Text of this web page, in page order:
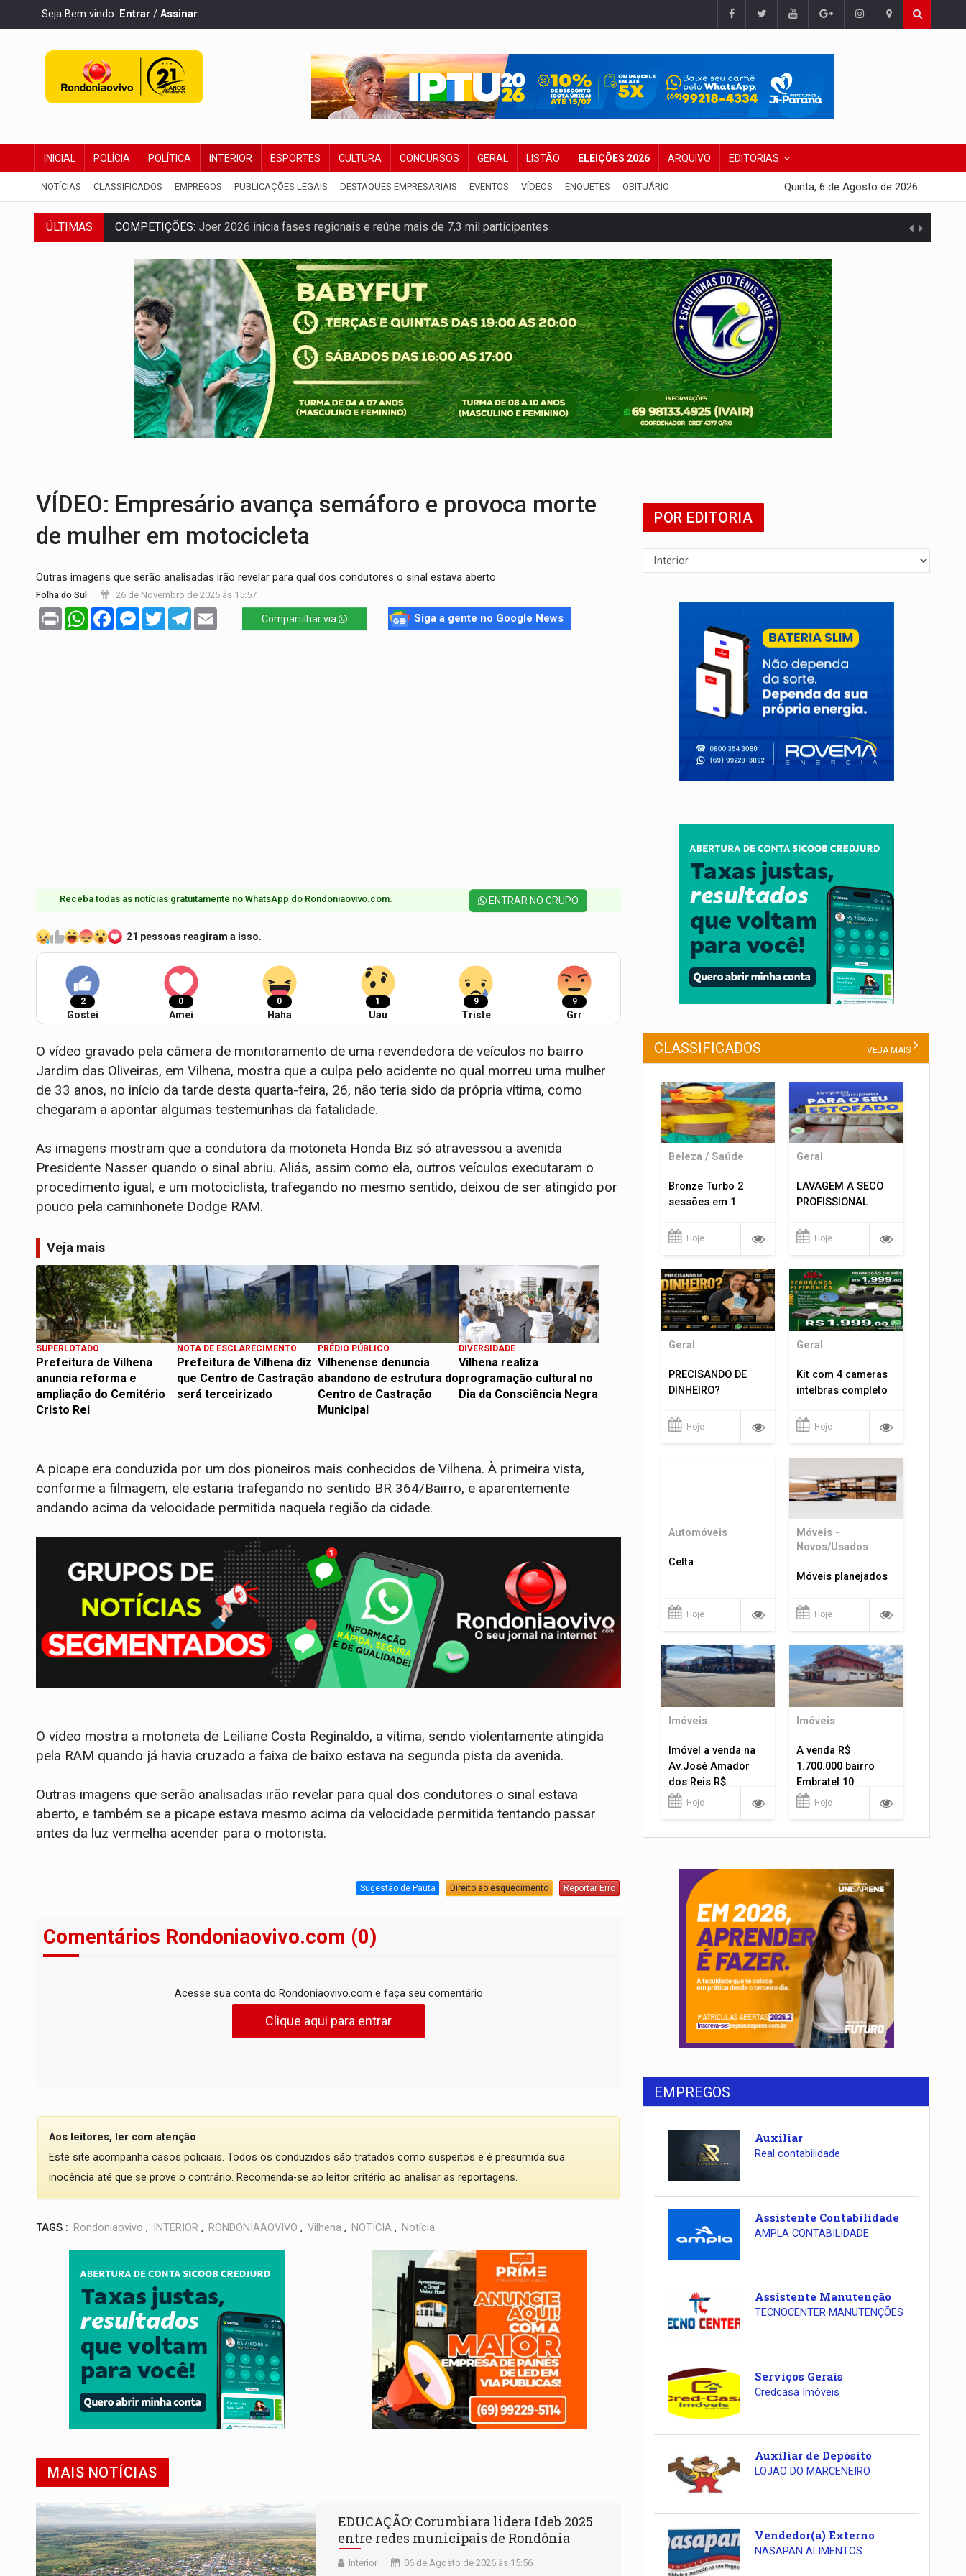
Seja Bem vindo. Entrar / Assinar
INICIAL POLÍCIA POLÍTICA INTERIOR ESPORTES CULTURA CONCURSOS GERAL LISTÃO ELEIÇÕES 2026 ARQUIVO EDITORIAS
NOTÍCIAS CLASSIFICADOS EMPREGOS PUBLICAÇÕES LEGAIS DESTAQUES EMPRESARIAIS EVENTOS VÍDEOS ENQUETES OBITUÁRIO Quinta, 6 de Agosto de 2026
ÚLTIMAS COMPETIÇÕES: Joer 2026 inicia fases regionais e reúne mais de 7,3 mil participantes
COLIGAÇÃO:Reabertura de ação no TSE pode resultar em cassação de prefeita de Pimenta Bueno
INCLUSÃO:APAE Porto Velho abre inscrições para taekwondo
CLUBE DOS R$ 00,00:21 candidatos declaram patrimônio zero em Rondônia nas eleições de 2026
INTERIOR:Ouro Preto do Oeste realiza Cavalgada da Expo Show Norte neste sábado
DESENVOLVIMENTO:Ideb avança nos anos iniciais do ensino fundamental em Rondônia
VULGO 'UNIÃO':Chefe de facção criminosa é preso durante operação policial
VÍDEO: Empresário avança semáforo e provoca morte
de mulher em motocicleta
Outras imagens que serão analisadas irão revelar para qual dos condutores o sinal estava aberto
Folha do Sul 26 de Novembro de 2025 às 15:57
Print WhatsAppFacebookMessenger
TwitterTelegram Compartilhar via Siga a gente no Google News
Receba todas as notícias gratuitamente no WhatsApp do Rondoniaovivo.com.​ ENTRAR NO GRUPO
21 pessoas reagiram a isso.
2
Gostei
0
Amei
0
Haha
1
Uau
9
Triste
9
Grr
O vídeo gravado pela câmera de monitoramento de uma revendedora de veículos no bairro
Jardim das Oliveiras, em Vilhena, mostra que a culpa pelo acidente no qual morreu uma mulher
de 33 anos, no início da tarde desta quarta-feira, 26, não teria sido da própria vítima, como
chegaram a apontar algumas testemunhas da fatalidade.
As imagens mostram que a condutora da motoneta Honda Biz só atravessou a avenida
Presidente Nasser quando o sinal abriu. Aliás, assim como ela, outros veículos executaram o
procedimento igual, e um motociclista, trafegando no mesmo sentido, deixou de ser atingido por
pouco pela caminhonete Dodge RAM.
Veja mais
SUPERLOTADO
Prefeitura de Vilhena
anuncia reforma e
ampliação do Cemitério
Cristo Rei
NOTA DE ESCLARECIMENTO
Prefeitura de Vilhena diz
que Centro de Castração
será terceirizado
PRÉDIO PÚBLICO
Vilhenense denuncia
abandono de estrutura do
Centro de Castração
Municipal
DIVERSIDADE
Vilhena realiza
programação cultural no
Dia da Consciência Negra
A picape era conduzida por um dos pioneiros mais conhecidos de Vilhena. À primeira vista,
conforme a filmagem, ele estaria trafegando no sentido BR 364/Bairro, e aparentemente
andando acima da velocidade permitida naquela região da cidade.
O vídeo mostra a motoneta de Leiliane Costa Reginaldo, a vítima, sendo violentamente atingida
pela RAM quando já havia cruzado a faixa de baixo estava na segunda pista da avenida.
Outras imagens que serão analisadas irão revelar para qual dos condutores o sinal estava
aberto, e também se a picape estava mesmo acima da velocidade permitida tentando passar
antes da luz vermelha acender para o motorista.
Sugestão de Pauta Direito ao esquecimento Reportar Erro
Comentários Rondoniaovivo.com (0)
Acesse sua conta do Rondoniaovivo.com e faça seu comentário
Clique aqui para entrar
Aos leitores, ler com atenção
Este site acompanha casos policiais. Todos os conduzidos são tratados como suspeitos e é presumida sua
inocência até que se prove o contrário. Recomenda-se ao leitor critério ao analisar as reportagens.
TAGS : Rondoniaovivo , INTERIOR , RONDONIAAOVIVO , Vilhena , NOTÍCIA , Notícia
MAIS NOTÍCIAS
EDUCAÇÃO: Corumbiara lidera Ideb 2025
entre redes municipais de Rondônia
Interior 06 de Agosto de 2026 às 15:56
POR EDITORIA
CLASSIFICADOS VEJA MAIS
Beleza / Saúde
Bronze Turbo 2
sessões em 1
Hoje
Geral
LAVAGEM A SECO
PROFISSIONAL
Hoje
Geral
PRECISANDO DE
DINHEIRO?
Hoje
Geral
Kit com 4 cameras
intelbras completo
Hoje
Automóveis
Celta
Hoje
Móveis -
Novos/Usados
Móveis planejados
Hoje
Imóveis
Imóvel a venda na
Av.José Amador
dos Reis R$
1.400.000
Hoje
Imóveis
A venda R$
1.700.000 bairro
Embratel 10
apartamentos!
Hoje
EMPREGOS
Auxiliar
Real contabilidade
Assistente Contabilidade
AMPLA CONTABILIDADE
Assistente Manutenção
TECNOCENTER MANUTENÇÕES
Serviços Gerais
Credcasa Imóveis
Auxiliar de Depósito
LOJAO DO MARCENEIRO
Vendedor(a) Externo
NASAPAN ALIMENTOS